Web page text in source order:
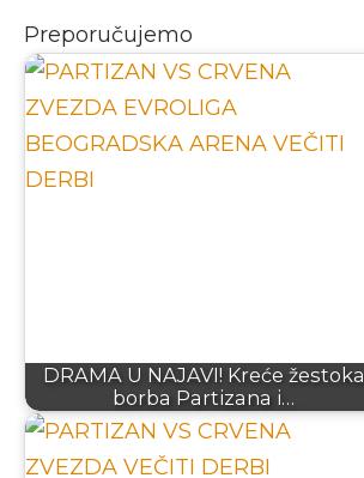
Preporučujemo
DRAMA U NAJAVI! Kreće žestoka
borba Partizana i…